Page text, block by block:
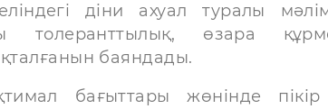
діни ахуал туралы
толеранттылық, өзара
баяндады.
бағыттары жөнінде